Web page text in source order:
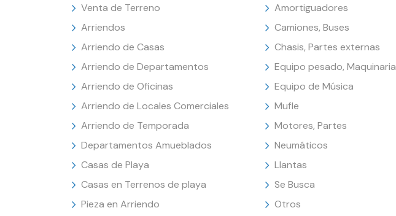
Venta de Terreno
Arriendos
Arriendo de Casas
Arriendo de Departamentos
Arriendo de Oficinas
Arriendo de Locales Comerciales
Arriendo de Temporada
Departamentos Amueblados
Casas de Playa
Casas en Terrenos de playa
Pieza en Arriendo
Amortiguadores
Camiones, Buses
Chasis, Partes externas
Equipo pesado, Maquinaria
Equipo de Música
Mufle
Motores, Partes
Neumáticos
Llantas
Se Busca
Otros